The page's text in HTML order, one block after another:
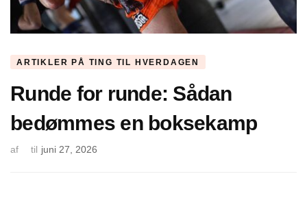
ARTIKLER PÅ TING TIL HVERDAGEN
Runde for runde: Sådan
bedømmes en boksekamp
af til juni 27, 2026